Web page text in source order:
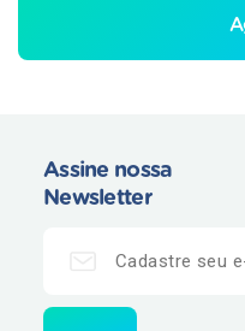
Assine nossa
Newsletter